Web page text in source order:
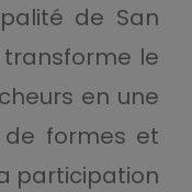
de San
transforme le
en une
de formes et
participation